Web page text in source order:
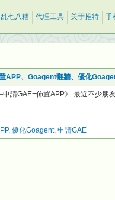
乱七八糟 代理工具 关于推特 手
APP、Goagent翻牆、優化
請GAE+佈置APP》 最近不少朋
, 優化Goagent, 申請GAE